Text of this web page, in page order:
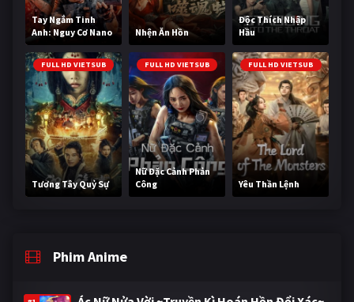
Tay Ngắm Tinh
Anh: Nguy Cơ Nano
Nhện Ăn Hồn
Độc Thích Nhập
Hầu
FULL HD VIETSUB
Tương Tây Quỷ Sự
FULL HD VIETSUB
Nữ Đặc Cảnh Phản
Công
FULL HD VIETSUB
Yêu Thần Lệnh
Phim Anime